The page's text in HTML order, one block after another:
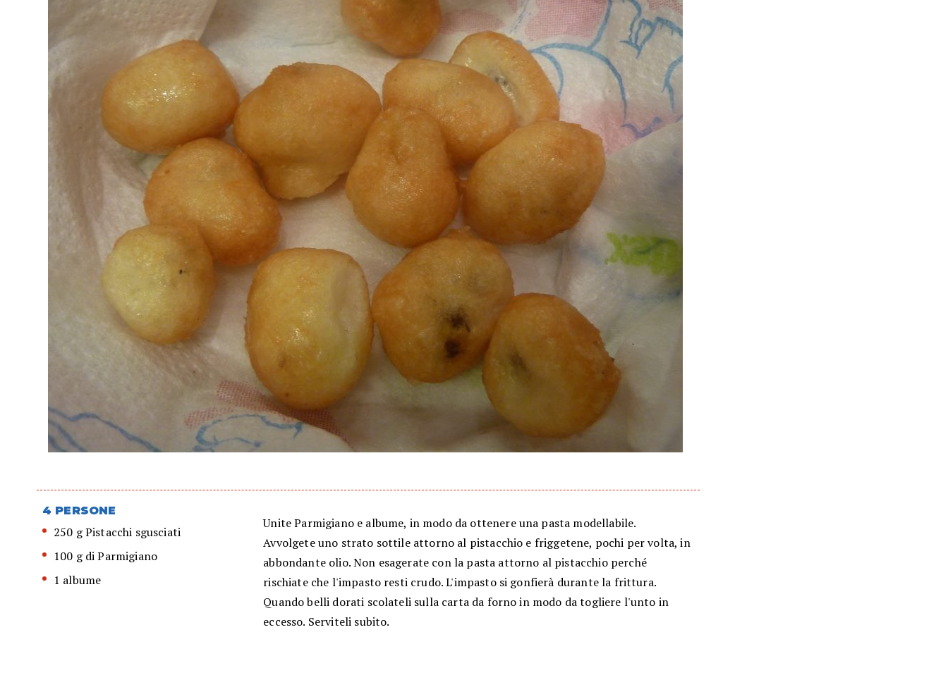
4 PERSONE
250 g Pistacchi sgusciati
100 g di Parmigiano
1 albume
Unite Parmigiano e albume, in modo da ottenere una pasta modellabile.
Avvolgete uno strato sottile attorno al pistacchio e friggetene, pochi per volta, in
abbondante olio. Non esagerate con la pasta attorno al pistacchio perché
rischiate che l'impasto resti crudo. L'impasto si gonfierà durante la frittura.
Quando belli dorati scolateli sulla carta da forno in modo da togliere l'unto in
eccesso. Serviteli subito.